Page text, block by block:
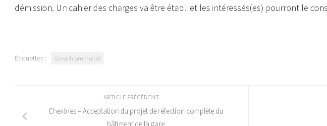
démission. Un cahier des charges va être établi et les intéressés(es) pourront le
Étiquettes : Conseil communal
ARTICLE PRÉCÉDENT
Chexbres – Acceptation du projet de réfection complète du
bâtiment de la gare